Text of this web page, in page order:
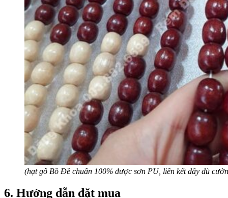
(hạt gỗ Bồ Đề chuẩn 100% được sơn PU, liên kết dây dù
6. Hướng dẫn đặt mua